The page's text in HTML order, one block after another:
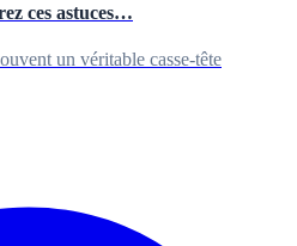
ces astuces…
un véritable casse-tête